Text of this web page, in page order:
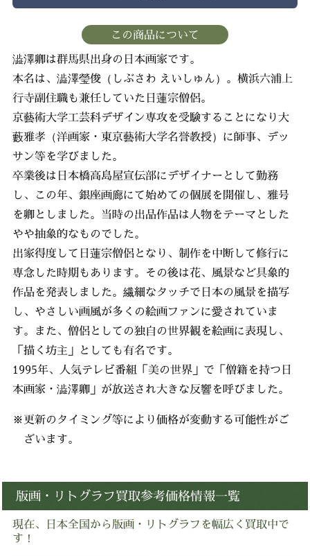
この商品について
澁澤卿は群馬県出身の日本画家です。
本名は、澁澤瑩俊（しぶさわ えいしゅん）。横浜六浦上
行寺副住職も兼任していた日蓮宗僧侶。
京藝術大学工芸科デザイン専攻を受験することになり大
藪雅孝（洋画家・東京藝術大学名誉教授）に師事、デッ
サン等を学びました。
卒業後は日本橋高島屋宣伝部にデザイナーとして勤務
し、この年、銀座画廊にて始めての個展を開催し、雅号
を卿としました。当時の出品作品は人物をテーマとした
やや抽象的なものでした。
出家得度して日蓮宗僧侶となり、制作を中断して修行に
専念した時期もあります。その後は花、風景など具象的
作品を発表しました。繊細なタッチで日本の風景を描写
し、やさしい画風が多くの絵画ファンに愛されていま
す。また、僧侶としての独自の世界観を絵画に表現し、
「描く坊主」としても有名です。
1995年、人気テレビ番組「美の世界」で「僧籍を持つ日
本画家・澁澤卿」が放送され大きな反響を呼びました。
※更新のタイミング等により価格が変動する可能性がご
ざいます。
版画・リトグラフ買取参考価格情報一覧
現在、日本全国から版画・リトグラフを幅広く買取中で
す！